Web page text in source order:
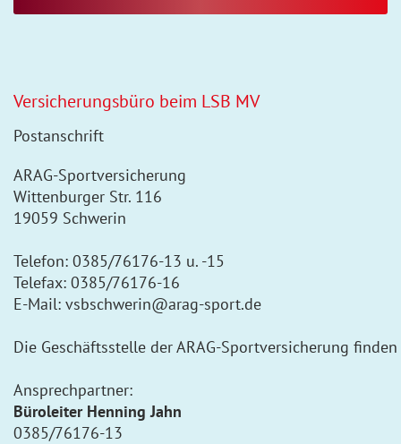
Versicherungsbüro beim LSB MV
Postanschrift
ARAG-Sportversicherung
Wittenburger Str. 116
19059 Schwerin
Telefon: 0385/76176-13 u. -15
Telefax: 0385/76176-16
E-Mail: vsbschwerin@arag-sport.de
Die Geschäftsstelle der ARAG-Sportversicherung
Ansprechpartner:
Büroleiter Henning Jahn
0385/76176-13